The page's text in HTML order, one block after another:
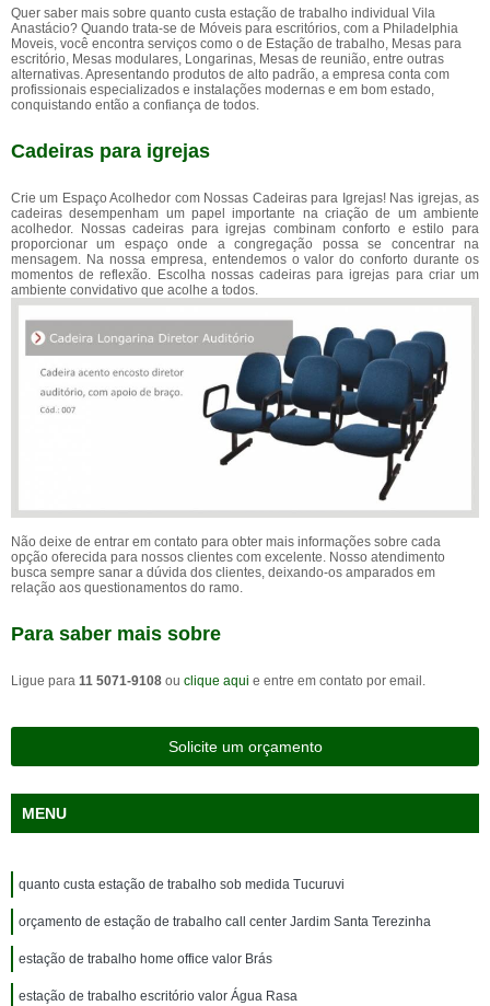
Quer saber mais sobre quanto custa estação de trabalho individual Vila
Anastácio? Quando trata-se de Móveis para escritórios, com a Philadelphia
Moveis, você encontra serviços como o de Estação de trabalho, Mesas para
escritório, Mesas modulares, Longarinas, Mesas de reunião, entre outras
alternativas. Apresentando produtos de alto padrão, a empresa conta com
profissionais especializados e instalações modernas e em bom estado,
conquistando então a confiança de todos.
Cadeiras para igrejas
Crie um Espaço Acolhedor com Nossas Cadeiras para Igrejas! Nas igrejas, as
cadeiras desempenham um papel importante na criação de um ambiente
acolhedor. Nossas cadeiras para igrejas combinam conforto e estilo para
proporcionar um espaço onde a congregação possa se concentrar na
mensagem. Na nossa empresa, entendemos o valor do conforto durante os
momentos de reflexão. Escolha nossas cadeiras para igrejas para criar um
ambiente convidativo que acolhe a todos.
Não deixe de entrar em contato para obter mais informações sobre cada
opção oferecida para nossos clientes com excelente. Nosso atendimento
busca sempre sanar a dúvida dos clientes, deixando-os amparados em
relação aos questionamentos do ramo.
Para saber mais sobre
Ligue para 11 5071-9108 ou clique aqui e entre em contato por email.
Solicite um orçamento
MENU
quanto custa estação de trabalho sob medida Tucuruvi
orçamento de estação de trabalho call center Jardim Santa Terezinha
estação de trabalho home office valor Brás
estação de trabalho escritório valor Água Rasa